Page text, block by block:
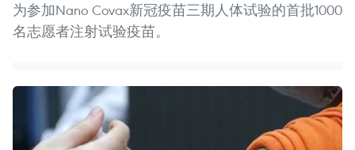
为参加Nano Covax新冠疫苗三期人体试验的首批1000
名志愿者注射试验疫苗。